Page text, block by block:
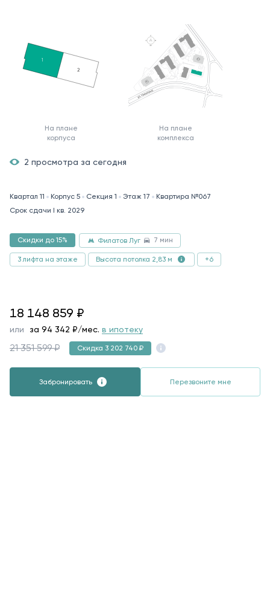
На плане
корпуса
На плане
комплекса
2 просмотра за сегодня
Квартал 11 Корпус 5 Секция 1 Этаж 17
Квартира №067
Срок сдачи I кв. 2029
Скидки до 15% Филатов Луг 7 мин
3 лифта на этаже Высота потолка 2,83 м +6
18148859
18 148 859 ₽
или за 94 342 ₽/мес. в ипотеку
21 351 599 ₽ Скидка 3 202 740 ₽
Забронировать Перезвоните мне